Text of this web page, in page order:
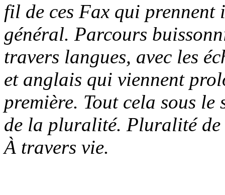
fil de ces Fax qui prennent
général. Parcours
travers langues, avec les
et anglais qui viennent
première. Tout cela sous
de la pluralité. Pluralité de
À travers vie.